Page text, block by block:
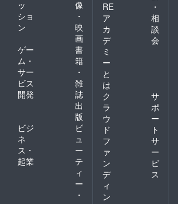
ッ
ショ
ン
像
・
映
画
ゲー
ム・
サー
ビス
開発
書
籍
・
雑
誌
出
版
ビジ
ネ
ス・
起業
ビ
ュ
ー
テ
ィ
ー
・
RE
ア
カ
デ
ミ
ー
と
は
・
相
談
会
ク
ラ
ウ
ド
フ
ァ
ン
デ
ィ
ン
サ
ポ
ー
ト
サ
ー
ビ
ス